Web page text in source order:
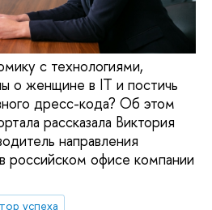
с технологиями,
о женщине в IT и постичь
дресс-кода? Об этом
рассказала Виктория
направления
российском офисе компании
успеха